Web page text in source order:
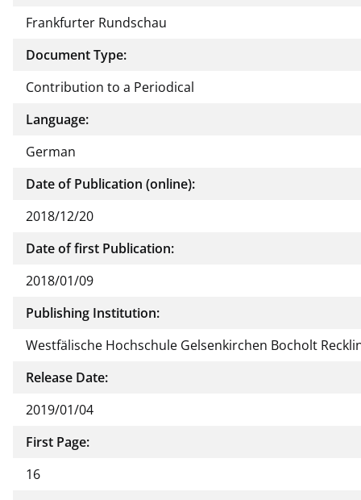
Frankfurter Rundschau
Document Type:
Contribution to a Periodical
Language:
German
Date of Publication (online):
2018/12/20
Date of first Publication:
2018/01/09
Publishing Institution:
Westfälische Hochschule Gelsenkirchen Bocholt
Release Date:
2019/01/04
First Page:
16